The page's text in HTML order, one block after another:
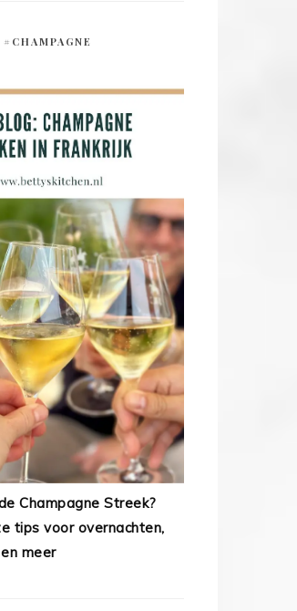
#CHAMPAGNE
Champagne Streek?
tips voor overnachten,
meer